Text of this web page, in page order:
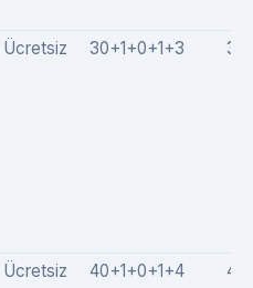
Ücretsiz 30+1+0+1+3
Ücretsiz 40+1+0+1+4